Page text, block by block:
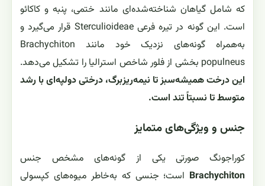
که شامل گیاهان شناخته‌شده‌ای مانند ختمی، پنبه و کاکائو
است. این گونه در تیره فرعی Sterculioideae قرار می‌گیرد و
به‌همراه گونه‌های نزدیک خود مانند Brachychiton
populneus بخشی از فلور شاخص استرالیا را تشکیل می‌دهد.
این درخت همیشه‌سبز تا نیمه‌ریز‌برگ، درختی دولپه‌ای با رشد
متوسط تا نسبتاً تند است.
جنس و ویژگی‌های متمایز
کوراجونگ صورتی یکی از گونه‌های مشخص جنس
Brachychiton است؛ جنسی که به‌خاطر میوه‌های کپسولی